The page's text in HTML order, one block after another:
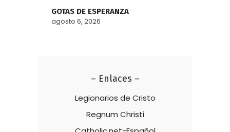
GOTAS DE ESPERANZA
agosto 6, 2026
– Enlaces –
Legionarios de Cristo
Regnum Christi